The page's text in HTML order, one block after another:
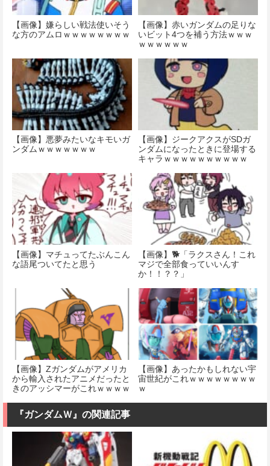
【画像】嫌らしい戦法使いそう
な方のアムロｗｗｗｗｗｗｗｗ
【画像】赤いガンダムの足りな
いビット4つを補う方法ｗｗｗ
ｗｗｗｗｗｗ
【画像】悪夢みたいなキモいガ
ンダムｗｗｗｗｗｗｗ
【画像】ジークアクスがSDガ
ンダムになったときに登場する
キャラｗｗｗｗｗｗｗｗｗｗ
【画像】マチュってたぶんこん
な語尾ついてたと思う
【画像】🐕「ラクスさん！これ
マジで全部食っていいんす
か！！？？」
【画像】Ζガンダムがアメリカ
から輸入されたアニメだったと
きのアッシマーがこれｗｗｗｗ
【画像】あったかもしれない宇
宙世紀がこれｗｗｗｗｗｗｗｗ
ｗ
『ガンダムＷ』の関連記事